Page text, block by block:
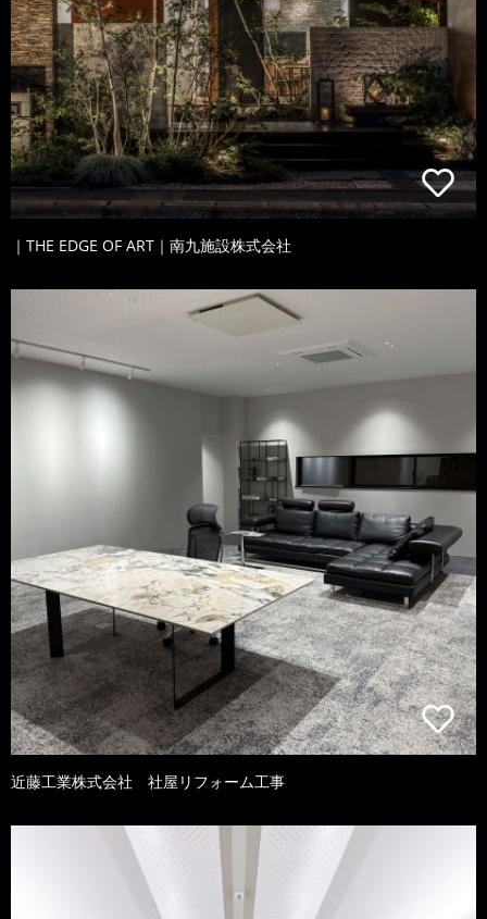
｜THE EDGE OF ART｜南九施設株式会社
近藤工業株式会社 社屋リフォーム工事